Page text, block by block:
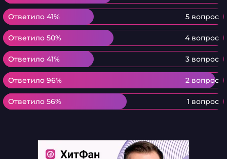
Ответило 41% 5 вопрос
Ответило 41%
Ответило 50% 4 вопрос
Ответило 50%
Ответило 41% 3 вопрос
Ответило 41%
Ответило 96% 2 вопрос
Ответило 96%
Ответило 56% 1 вопрос
Ответило 56%